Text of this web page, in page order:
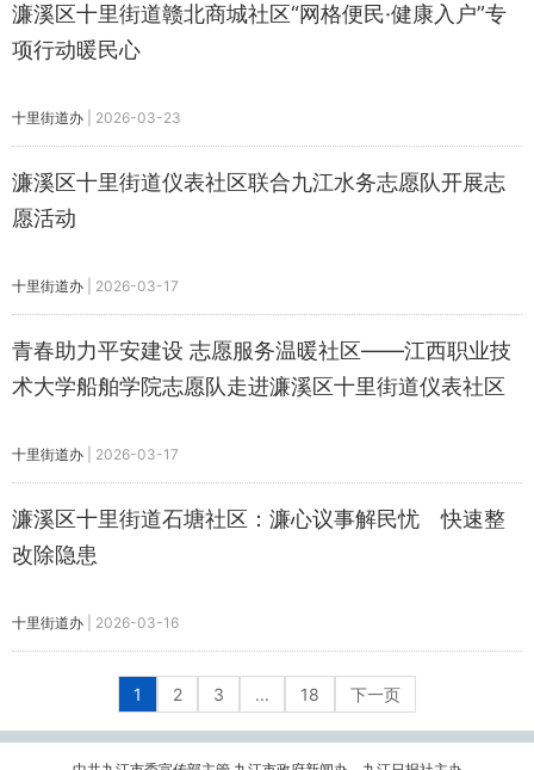
濂溪区十里街道赣北商城社区“网格便民·健康入户”专
项行动暖民心
十里街道办 2026-03-23
濂溪区十里街道仪表社区联合九江水务志愿队开展志
愿活动
十里街道办 2026-03-17
青春助力平安建设 志愿服务温暖社区——江西职业技
术大学船舶学院志愿队走进濂溪区十里街道仪表社区
十里街道办 2026-03-17
濂溪区十里街道石塘社区：濂心议事解民忧 快速整
改除隐患
十里街道办 2026-03-16
1 2 3 ... 18 下一页